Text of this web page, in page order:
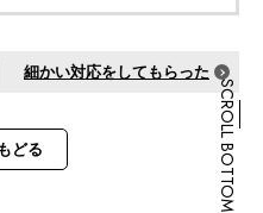
細かい対応をしてもらった
どる SCROLL BOTTOM